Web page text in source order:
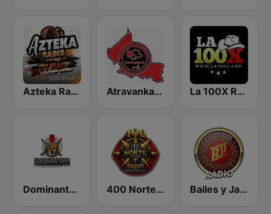
Azteka Radio Atravankado Radio La 100X Radio
Dominante Radio 400 Norte Radio Bailes y Jaripeos Potosinos